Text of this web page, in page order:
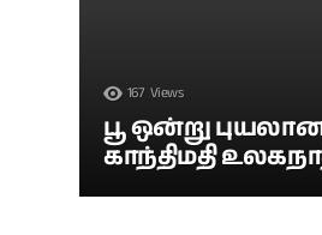
167 Views
பூ ஒன்று
காந்திமதி